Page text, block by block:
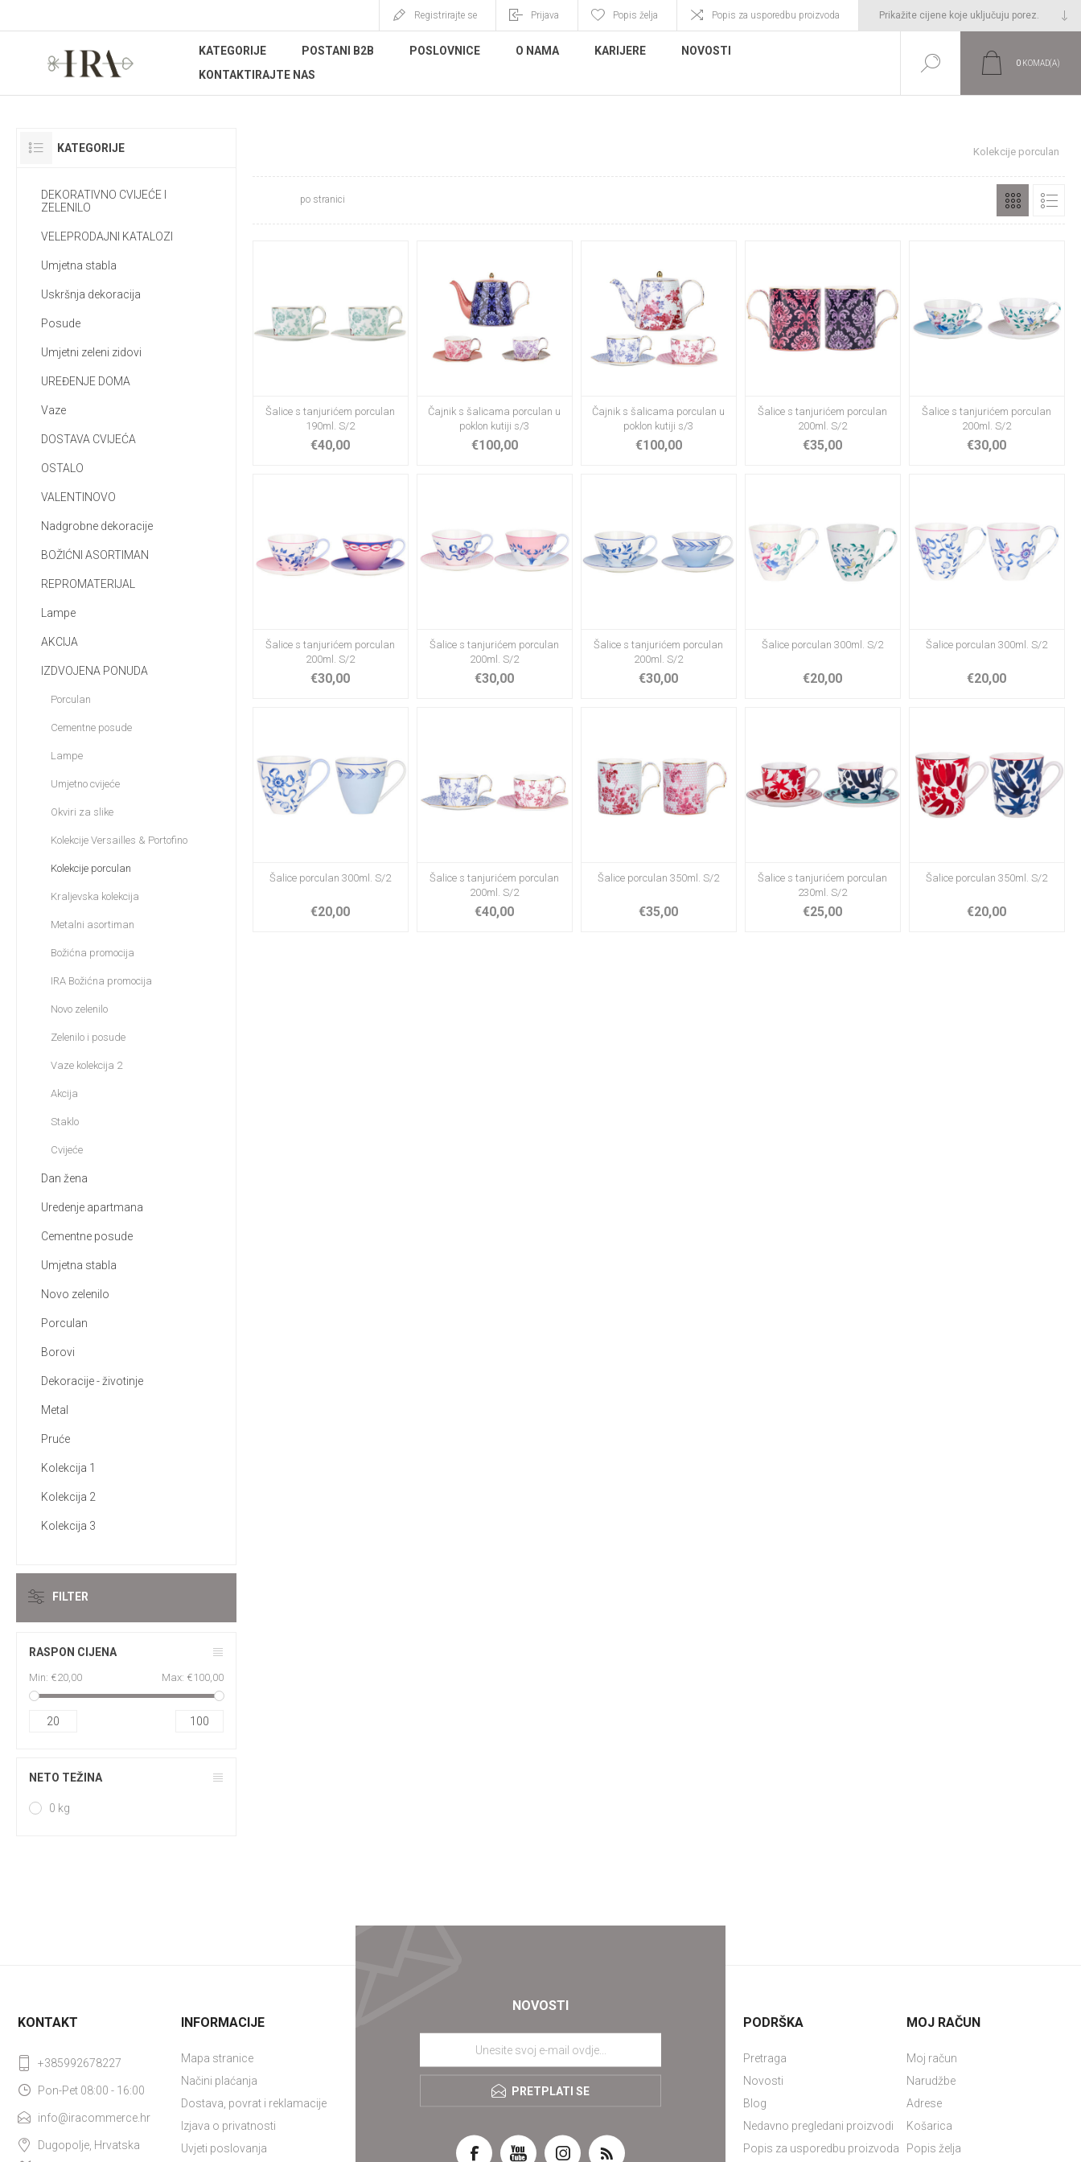
Registrirajte se Prijava Popis želja Popis za usporedbu proizvoda
KATEGORIJE POSTANI B2B POSLOVNICE O NAMA KARIJERE
NOVOSTI
KONTAKTIRAJTE NAS
0 KOMAD(A)
Kolekcije porculan
po stranici
Šalice s tanjurićem porculan
190ml. S/2
€40,00
Čajnik s šalicama porculan u
poklon kutiji s/3
€100,00
Čajnik s šalicama porculan u
poklon kutiji s/3
€100,00
Šalice s tanjurićem porculan
200ml. S/2
€35,00
Šalice s tanjurićem porculan
200ml. S/2
€30,00
Šalice s tanjurićem porculan
200ml. S/2
€30,00
Šalice s tanjurićem porculan
200ml. S/2
€30,00
Šalice s tanjurićem porculan
200ml. S/2
€30,00
Šalice porculan 300ml. S/2
€20,00
Šalice porculan 300ml. S/2
€20,00
Šalice porculan 300ml. S/2
€20,00
Šalice s tanjurićem porculan
200ml. S/2
€40,00
Šalice porculan 350ml. S/2
€35,00
Šalice s tanjurićem porculan
230ml. S/2
€25,00
Šalice porculan 350ml. S/2
€20,00
KATEGORIJE
DEKORATIVNO CVIJEĆE I
ZELENILO
VELEPRODAJNI KATALOZI
Umjetna stabla
Uskršnja dekoracija
Posude
Umjetni zeleni zidovi
UREĐENJE DOMA
Vaze
DOSTAVA CVIJEĆA
OSTALO
VALENTINOVO
Nadgrobne dekoracije
BOŽIĆNI ASORTIMAN
REPROMATERIJAL
Lampe
AKCIJA
IZDVOJENA PONUDA
Porculan
Cementne posude
Lampe
Umjetno cvijeće
Okviri za slike
Kolekcije Versailles & Portofino
Kolekcije porculan
Kraljevska kolekcija
Metalni asortiman
Božićna promocija
IRA Božićna promocija
Novo zelenilo
Zelenilo i posude
Vaze kolekcija 2
Akcija
Staklo
Cvijeće
Dan žena
Uredenje apartmana
Cementne posude
Umjetna stabla
Novo zelenilo
Porculan
Borovi
Dekoracije - životinje
Metal
Pruće
Kolekcija 1
Kolekcija 2
Kolekcija 3
FILTER
RASPON CIJENA
Min: €20,00 Max: €100,00
20 100
NETO TEŽINA
0 kg
NOVOSTI
PRETPLATI SE
KONTAKT
+385992678227
Pon-Pet 08:00 - 16:00
info@iracommerce.hr
Dugopolje, Hrvatska
INFORMACIJE
Mapa stranice
Načini plaćanja
Dostava, povrat i reklamacije
Izjava o privatnosti
Uvjeti poslovanja
PODRŠKA
Pretraga
Novosti
Blog
Nedavno pregledani proizvodi
Popis za usporedbu proizvoda
MOJ RAČUN
Moj račun
Narudžbe
Adrese
Košarica
Popis želja